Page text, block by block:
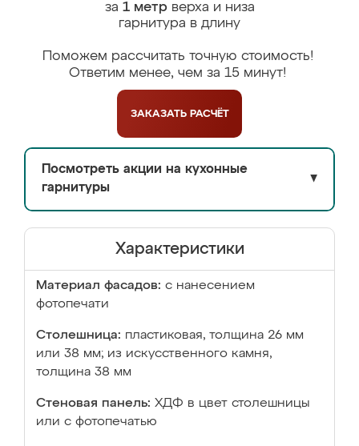
за 1 метрверха и низа
гарнитура в длину
Поможем рассчитать точную стоимость!
Ответим менее, чем за 15 минут!
ЗАКАЗАТЬ РАСЧЁТ
Посмотреть акции на кухонные
гарнитуры
▼
Характеристики
Материал фасадов: с нанесением
фотопечати
Столешница: пластиковая, толщина 26 мм
или 38 мм; из искусственного камня,
толщина 38 мм
Стеновая панель: ХДФ в цвет столешницы
или с фотопечатью